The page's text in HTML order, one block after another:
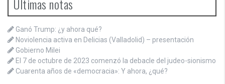
Últimas notas
Ganó Trump: ¿y ahora qué?
Noviolencia activa en Delicias (Valladolid) – presentación
Gobierno Milei
El 7 de octubre de 2023 comenzó la debacle del judeo-sionismo
Cuarenta años de «democracia»: Y ahora, ¿qué?